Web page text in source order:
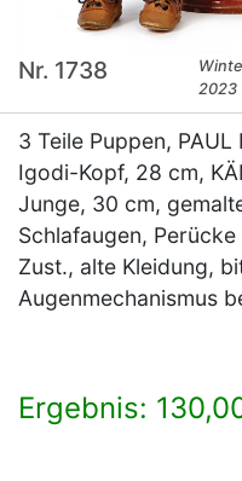
Nr. 1738
2023
3 Teile Puppen,
Igodi-Kopf, 28 cm,
Junge, 30 cm,
Schlafaugen,
Zust., alte Kleidung,
Augenmechanismus
Ergebnis: